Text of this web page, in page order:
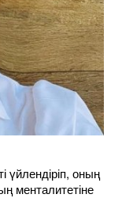
үйлендіріп, оның
менталитетіне